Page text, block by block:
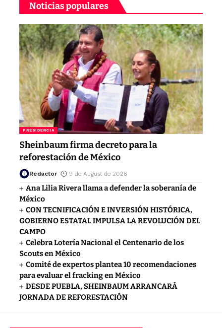
Noticias populares
PRESIDENCIA
Sheinbaum firma decreto para la
reforestación de México
Redactor 9 de August de 2026
Ana Lilia Rivera llama a defender la soberanía de
México
CON TECNIFICACIÓN E INVERSIÓN HISTÓRICA,
GOBIERNO ESTATAL IMPULSA LA REVOLUCIÓN DEL
CAMPO
Celebra Lotería Nacional el Centenario de los
Scouts en México
Comité de expertos plantea 10 recomendaciones
para evaluar el fracking en México
DESDE PUEBLA, SHEINBAUM ARRANCARÁ
JORNADA DE REFORESTACIÓN